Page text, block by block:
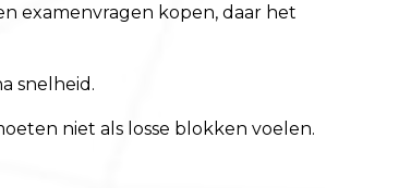
examenvragen kopen, daar het
snelheid.
niet als losse blokken voelen.